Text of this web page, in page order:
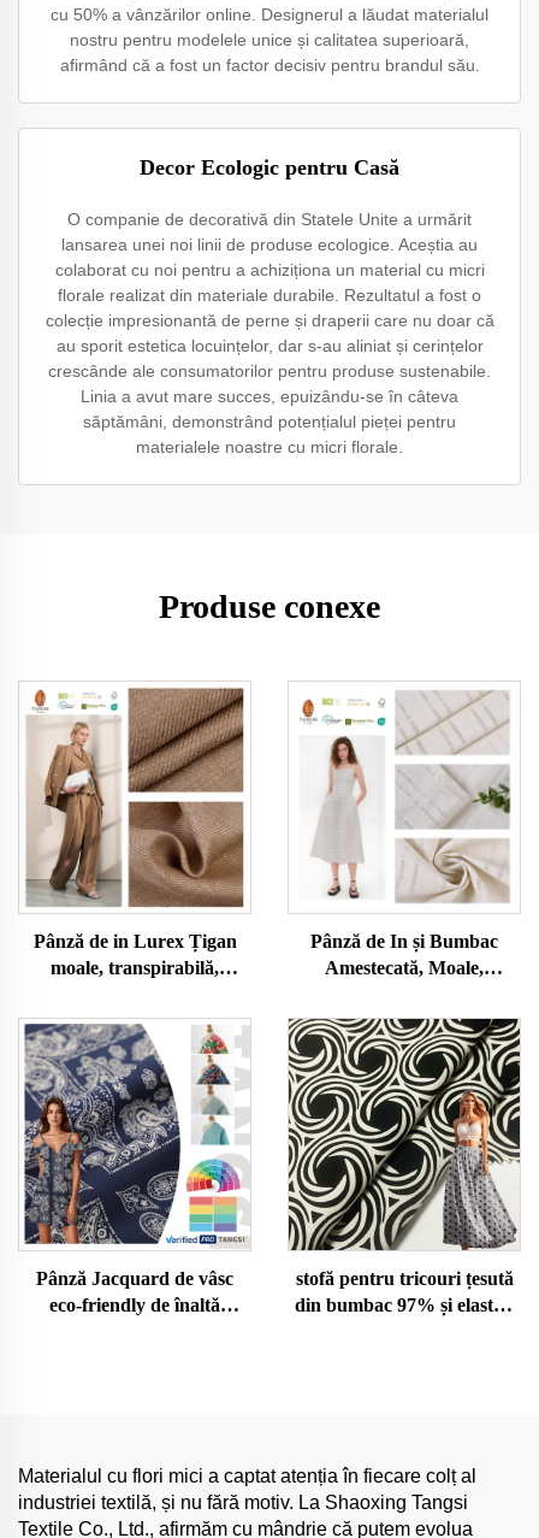
cu 50% a vânzărilor online. Designerul a lăudat materialul
nostru pentru modelele unice și calitatea superioară,
afirmând că a fost un factor decisiv pentru brandul său.
Decor Ecologic pentru Casă
O companie de decorativă din Statele Unite a urmărit
lansarea unei noi linii de produse ecologice. Aceștia au
colaborat cu noi pentru a achiziționa un material cu micri
florale realizat din materiale durabile. Rezultatul a fost o
colecție impresionantă de perne și draperii care nu doar că
au sporit estetica locuințelor, dar s-au aliniat și cerințelor
crescânde ale consumatorilor pentru produse sustenabile.
Linia a avut mare succes, epuizându-se în câteva
săptămâni, demonstrând potențialul pieței pentru
materialele noastre cu micri florale.
Produse conexe
Pânză de in Lurex Țigan
moale, transpirabilă,
pielea, pentru îmbrăcăminte
de femeie și bărbat, pânză
pentru confecții
Pânză de In și Bumbac
Amestecată, Moale,
Prietenoasă cu Pielea,
pentru Haine de Femeie și
Bărbat, Material pentru
Confecții
Pânză Jacquard de vâsc
eco-friendly de înaltă
stofă pentru tricouri țesută
din bumbac 97% și elastan
Materialul cu flori mici a captat atenția în fiecare colț al
industriei textilă, și nu fără motiv. La Shaoxing Tangsi
Textile Co., Ltd., afirmăm cu mândrie că putem evolua